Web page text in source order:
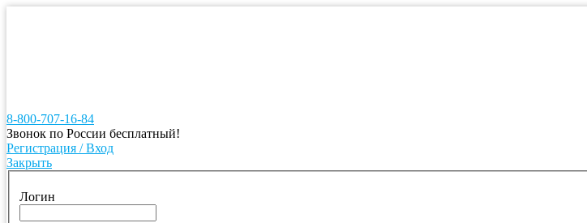
8-800-707-16-84
Звонок по России бесплатный!
Регистрация / Вход
Закрыть
Логин